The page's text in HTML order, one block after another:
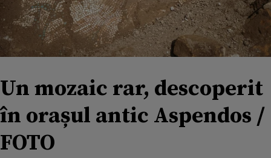
Un mozaic rar, descoperit
în orașul antic Aspendos /
FOTO